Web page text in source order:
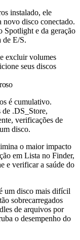
instalado, ele
novo disco conectado.
Spotlight e da geração
de E/S.
excluir volumes
seus discos
é cumulativo.
de .DS_Store,
verificações de
disco.
o maior impacto
em Lista no Finder,
e verificar a saúde do
um disco mais difícil
sobrecarregados
de arquivos por
o desempenho do